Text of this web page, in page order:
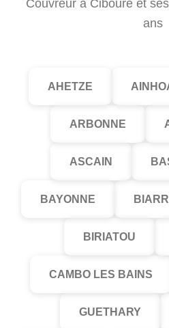
Couvreur à Ciboure et
ans
AHETZE
ARBONNE
ASCAIN
BAYONNE
BIRIATOU
CAMBO LES BAINS
GUETHARY